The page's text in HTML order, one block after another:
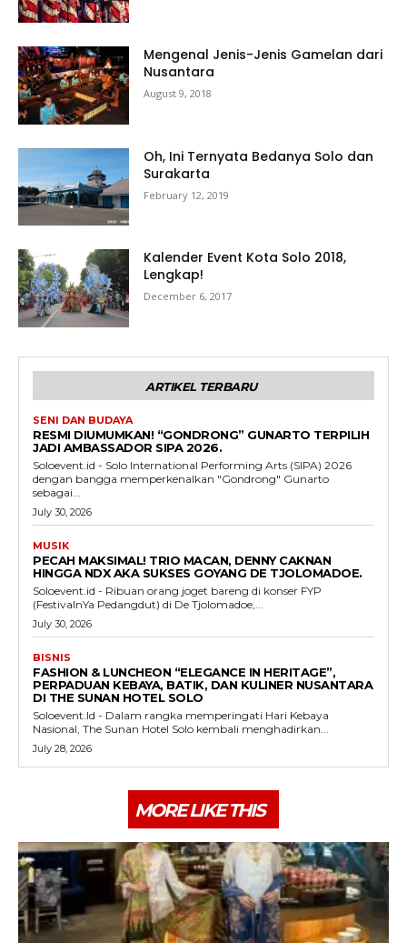
Mengenal Jenis-Jenis Gamelan dari
Nusantara
August 9, 2018
Oh, Ini Ternyata Bedanya Solo dan
Surakarta
February 12, 2019
Kalender Event Kota Solo 2018,
Lengkap!
December 6, 2017
ARTIKEL TERBARU
SENI DAN BUDAYA
RESMI DIUMUMKAN! “GONDRONG” GUNARTO TERPILIH
JADI AMBASSADOR SIPA 2026.
Soloevent.id - Solo International Performing Arts (SIPA) 2026
dengan bangga memperkenalkan "Gondrong" Gunarto
sebagai...
July 30, 2026
MUSIK
PECAH MAKSIMAL! TRIO MACAN, DENNY CAKNAN
HINGGA NDX AKA SUKSES GOYANG DE TJOLOMADOE.
Soloevent.id - Ribuan orang joget bareng di konser FYP
(FestivalnYa Pedangdut) di De Tjolomadoe,...
July 30, 2026
BISNIS
FASHION & LUNCHEON “ELEGANCE IN HERITAGE”,
PERPADUAN KEBAYA, BATIK, DAN KULINER NUSANTARA
DI THE SUNAN HOTEL SOLO
Soloevent.Id - Dalam rangka memperingati Hari Kebaya
Nasional, The Sunan Hotel Solo kembali menghadirkan...
July 28, 2026
MORE LIKE THIS